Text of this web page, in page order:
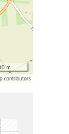
m
contributors